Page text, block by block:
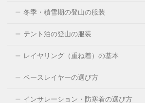
冬季・積雪期の登山の服装
テント泊の登山の服装
レイヤリング（重ね着）の基本
ベースレイヤーの選び方
インサレーション・防寒着の選び方